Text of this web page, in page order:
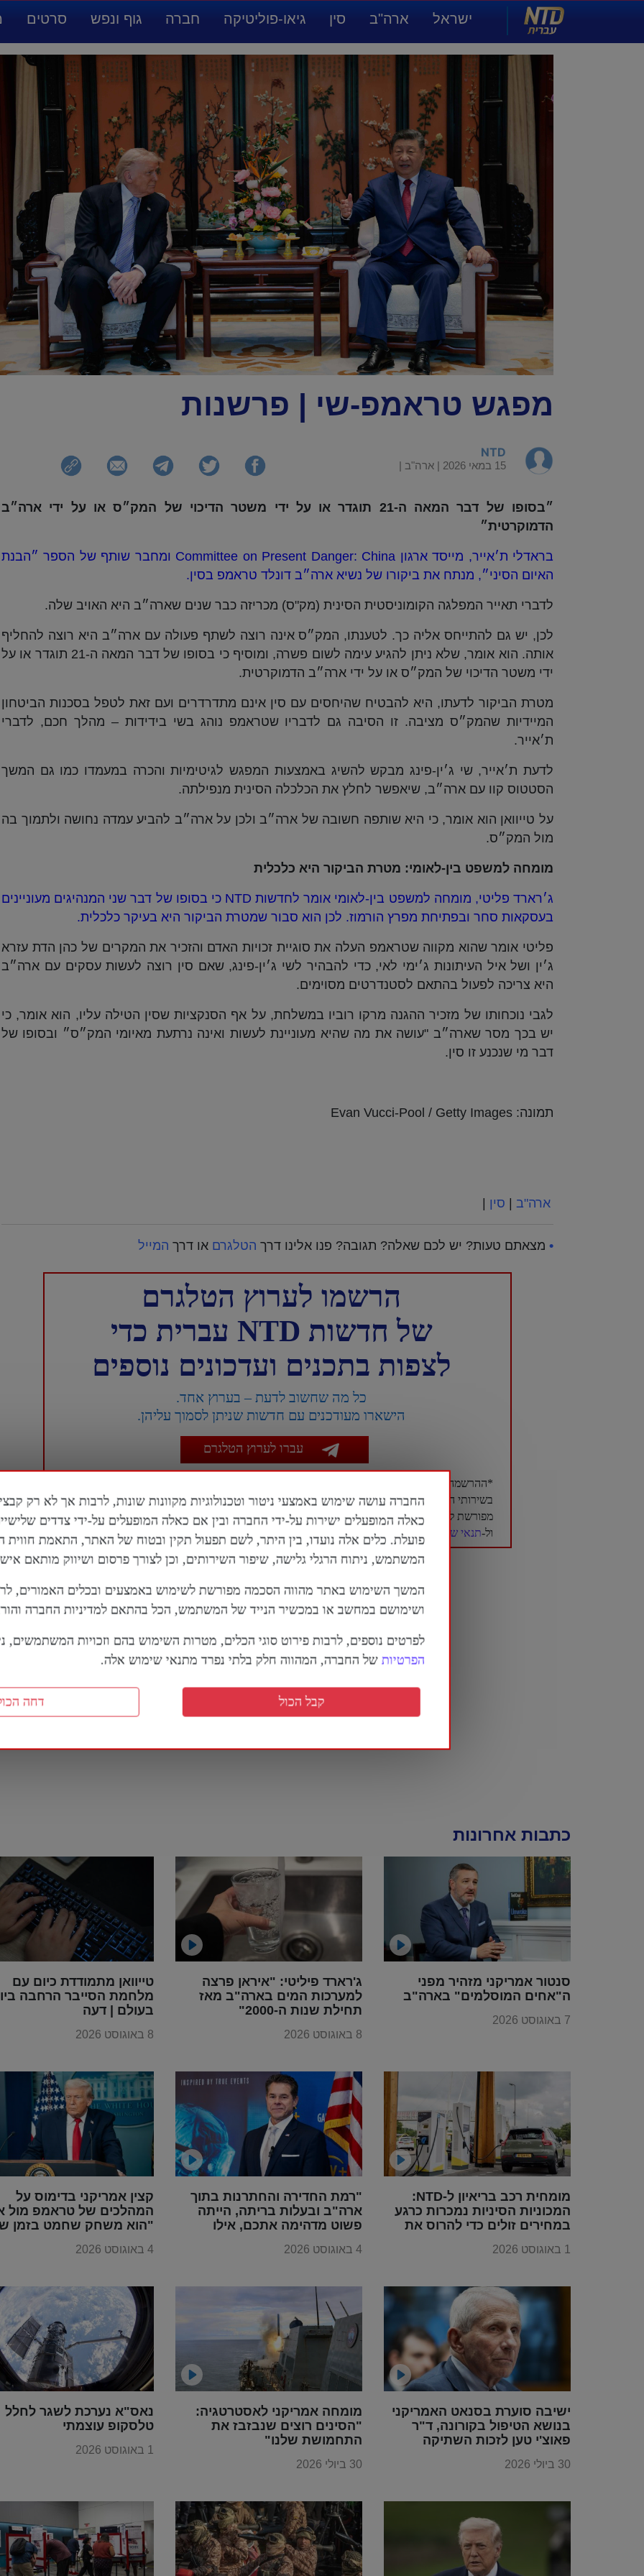
ישראל ארה"ב סין גיאו-פוליטיקה חברה גוף ונפש סרטים
NTD עברית
מפגש טראמפ-שי | פרשנות
NTD
15 במאי 2026 | | ארה"ב
״בסופו של דבר המאה ה-21 תוגדר או על ידי משטר הדיכוי של המק״ס או על ידי ארה״ב
הדמוקרטית״
בראדלי ת׳אייר, מייסד ארגון Committee on Present Danger: China ומחבר שותף של הספר ״הבנת
האיום הסיני״, מנתח את ביקורו של נשיא ארה״ב דונלד טראמפ בסין.
לדברי תאייר המפלגה הקומוניסטית הסינית (מק"ס) מכריזה כבר שנים שארה״ב היא האויב שלה.
לכן, יש גם להתייחס אליה כך. לטענתו, המק״ס אינה רוצה לשתף פעולה עם ארה״ב היא רוצה להחליף
אותה. הוא אומר, שלא ניתן להגיע עימה לשום פשרה, ומוסיף כי בסופו של דבר המאה ה-21 תוגדר או על
ידי משטר הדיכוי של המק״ס או על ידי ארה״ב הדמוקרטית.
מטרת הביקור לדעתו, היא להבטיח שהיחסים עם סין אינם מתדרדרים ועם זאת לטפל בסכנות הביטחון
המיידיות שהמק״ס מציבה. זו הסיבה גם לדבריו שטראמפ נוהג בשי בידידות – מהלך חכם, לדברי
ת׳אייר.
לדעת ת׳אייר, שי ג׳ין-פינג מבקש להשיג באמצעות המפגש לגיטימיות והכרה במעמדו כמו גם המשך
הסטטוס קוו עם ארה״ב, שיאפשר לחלץ את הכלכלה הסינית מנפילתה.
על טייוואן הוא אומר, כי היא שותפה חשובה של ארה״ב ולכן על ארה״ב להביע עמדה נחושה ולתמוך בה
מול המק״ס.
מומחה למשפט בין-לאומי: מטרת הביקור היא כלכלית
ג׳רארד פליטי, מומחה למשפט בין-לאומי אומר לחדשות NTD כי בסופו של דבר שני המנהיגים מעוניינים
בעסקאות סחר ובפתיחת מפרץ הורמוז. לכן הוא סבור שמטרת הביקור היא בעיקר כלכלית.
פליטי אומר שהוא מקווה שטראמפ העלה את סוגיית זכויות האדם והזכיר את המקרים של כהן הדת עזרא
ג׳ין ושל איל העיתונות ג׳ימי לאי, כדי להבהיר לשי ג׳ין-פינג, שאם סין רוצה לעשות עסקים עם ארה״ב
היא צריכה לפעול בהתאם לסטנדרטים מסוימים.
לגבי נוכחותו של מזכיר ההגנה מרקו רוביו במשלחת, על אף הסנקציות שסין הטילה עליו, הוא אומר, כי
יש בכך מסר שארה״ב "עושה את מה שהיא מעוניינת לעשות ואינה נרתעת מאיומי המק״ס״ ובסופו של
דבר מי שנכנע זו סין.
תמונה: Evan Vucci-Pool / Getty Images
ארה"ב | סין |
• מצאתם טעות? יש לכם שאלה? תגובה? פנו אלינו דרך הטלגרם או דרך המייל
הרשמו לערוץ הטלגרם
של חדשות NTD עברית כדי
לצפות בתכנים ועדכונים נוספים
כל מה שחשוב לדעת – בערוץ אחד.
הישארו מעודכנים עם חדשות שניתן לסמוך עליהן.
עברו לערוץ הטלגרם
*ההרשמה לערוץ הטלגרם של חדשות NTD בעברית היא בגדר רשות בלבד, ואינה מהווה תנאי לשימוש
בשירותי האתר או לגישה לתכניו. יחד עם זאת, מובהר כי עצם ההרשמה לערוץ תיחשב כהסכמה
מפורשת ל-
מדיניות הפרטיות
ול-תנאי שימוש של האתר, והנרשם ייחשב כמי שעיין בהם והסכים להם במלואם.
כתבות אחרונות
טייוואן מתמודדת כיום עם
מלחמת הסייבר הרחבה
בעולם | דעה
8 באוגוסט 2026
ג'רארד פיליטי: "איראן פרצה
למערכות המים בארה"ב מאז
תחילת שנות ה-2000"
8 באוגוסט 2026
סנטור אמריקני מזהיר מפני
ה"אחים המוסלמים" בארה"ב
7 באוגוסט 2026
קצין אמריקני בדימוס על
המהלכים של טראמפ מול
"הוא משחק שחמט בזמן
4 באוגוסט 2026
"רמת החדירה והחתרנות בתוך
ארה"ב ובעלות בריתה, הייתה
פשוט מדהימה אתכם, אילו
היקפה"
4 באוגוסט 2026
מומחית רכב בריאיון ל-NTD:
המכוניות הסיניות נמכרות כרגע
במחירים זולים כדי להרוס את
בדומה למה שקרה עם מוצרי
1 באוגוסט 2026
נאס"א נערכת לשגר לחלל
טלסקופ עוצמתי
1 באוגוסט 2026
מומחה אמריקני לאסטרטגיה:
"הסינים רוצים שנבזבז את
התחמושת שלנו"
30 ביולי 2026
ישיבה סוערת בסנאט האמריקני
בנושא הטיפול בקורונה, ד"ר
פאוצ'י טען לזכות השתיקה
30 ביולי 2026
כאלה המופעלים ישירות על-ידי החברה ובין אם כאלה המופעלים על-ידי צדדים
פועלת. כלים אלה נועדו, בין היתר, לשם תפעול תקין ובטוח של האתר, התאמת חווית
המשתמש, ניתוח הרגלי גלישה, שיפור השירותים, וכן לצורך פרסום ושיווק מותאם
המשך השימוש באתר מהווה הסכמה מפורשת לשימוש באמצעים ובכלים האמורים,
ושימושם במחשב או במכשיר הנייד של המשתמש, הכל בהתאם למדיניות החברה
לפרטים נוספים, לרבות פירוט סוגי הכלים, מטרות השימוש בהם וזכויות המשתמשים,
הפרטיותשל החברה, המהווה חלק בלתי נפרד מתנאי שימוש אלה.
דחה קבל הכול